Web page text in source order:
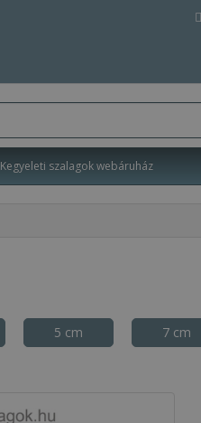
Kegyeleti szalagok webáruház
5 cm 7 cm